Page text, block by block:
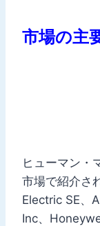
市場の主
ヒューマン・
市場で紹介さ
Electric SE、
Inc、